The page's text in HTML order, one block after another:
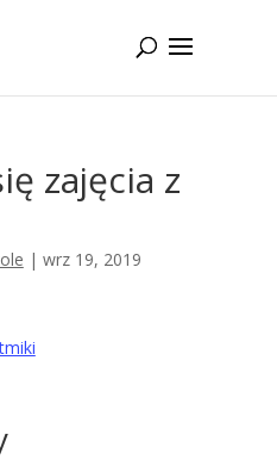
zajęcia z
| wrz 19, 2019